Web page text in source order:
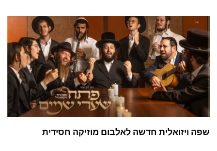
שפה ויזואלית חדשה לאלבום מוזיקה חסידית